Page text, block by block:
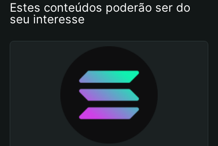
Estes conteúdos poderão ser do
seu interesse